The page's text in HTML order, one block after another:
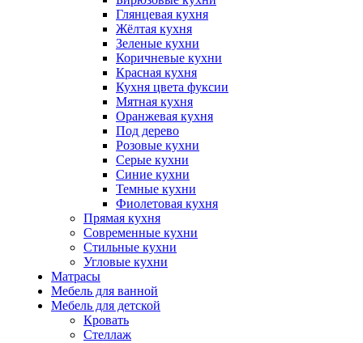
Глянцевая кухня
Жёлтая кухня
Зеленые кухни
Коричневые кухни
Красная кухня
Кухня цвета фуксии
Мятная кухня
Оранжевая кухня
Под дерево
Розовые кухни
Серые кухни
Синие кухни
Темные кухни
Фиолетовая кухня
Прямая кухня
Современные кухни
Стильные кухни
Угловые кухни
Матрасы
Мебель для ванной
Мебель для детской
Кровать
Стеллаж